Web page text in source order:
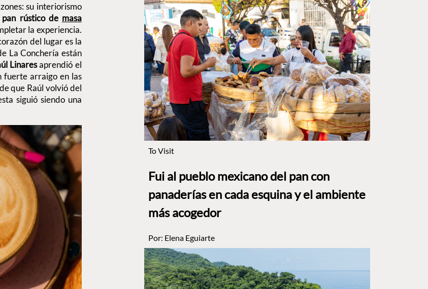
su interiorismo
pan rústico de masa
la experiencia.
del lugar es la
La Conchería están
Linaresaprendió el
fuerte arraigo en las
que Raúl volvió del
siguió siendo una
To Visit
Fui al pueblo mexicano del pan con
panaderías en cada esquina y el ambiente
más acogedor
Por: Elena Eguiarte